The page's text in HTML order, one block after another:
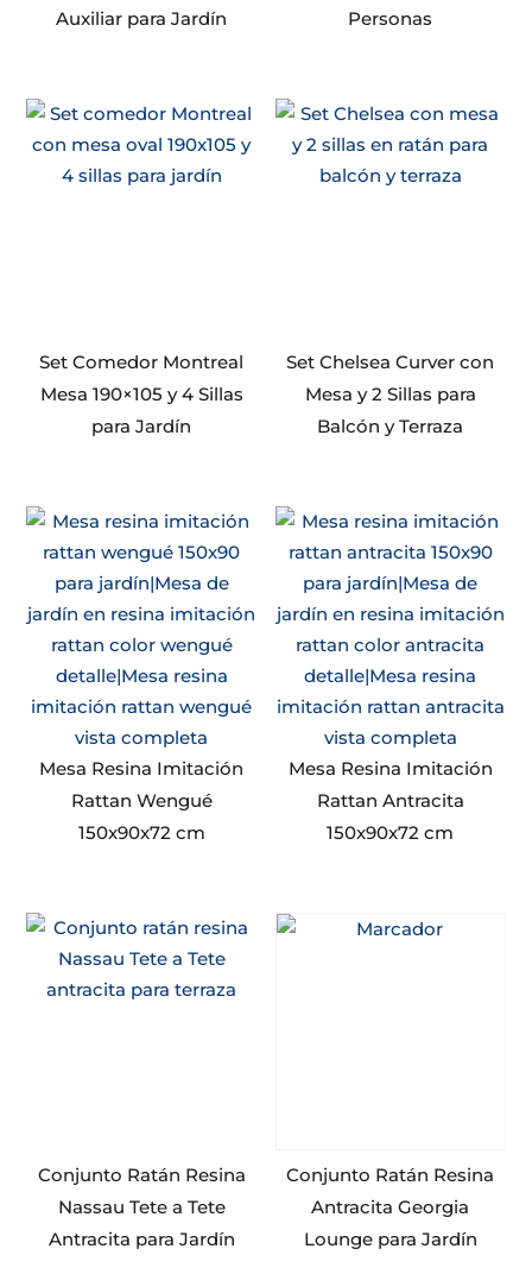
Auxiliar para Jardín
Personas
Set Comedor Montreal
Mesa 190×105 y 4 Sillas
para Jardín
Set Chelsea Curver con
Mesa y 2 Sillas para
Balcón y Terraza
Mesa Resina Imitación
Rattan Wengué
150x90x72 cm
Mesa Resina Imitación
Rattan Antracita
150x90x72 cm
Conjunto Ratán Resina
Nassau Tete a Tete
Antracita para Jardín
Conjunto Ratán Resina
Antracita Georgia
Lounge para Jardín